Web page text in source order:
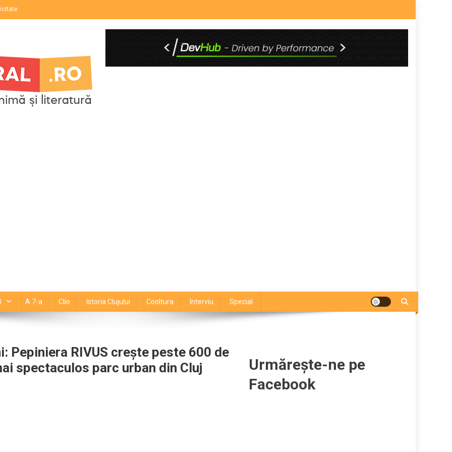
A 7-a Clio Istoria Clujului Cooltura Interviu Special
Pepiniera RIVUS crește peste 600 de
spectaculos parc urban din Cluj
Urmărește-ne pe
Facebook